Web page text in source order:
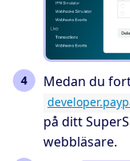
Medan du
på ditt
webbläsare.